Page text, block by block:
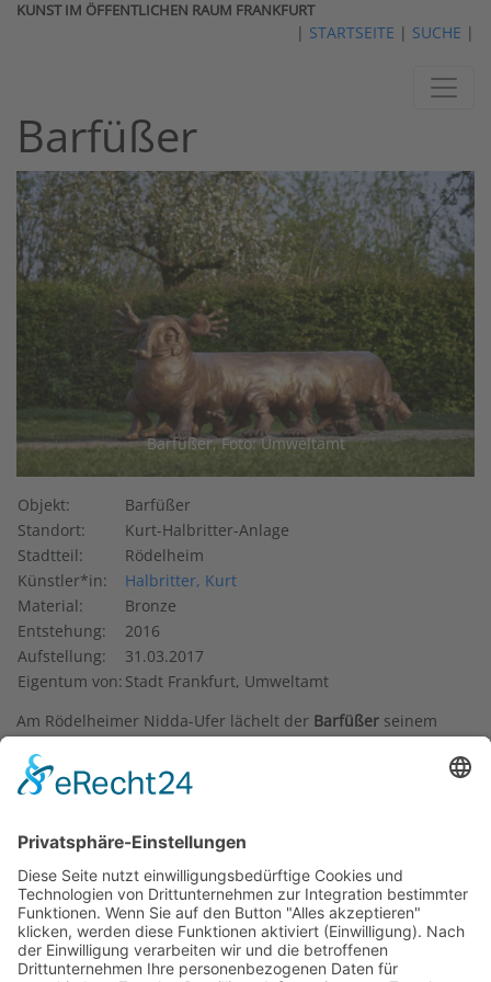
KUNST IM ÖFFENTLICHEN RAUM FRANKFURT
| STARTSEITE | SUCHE |
Barfüßer
Barfüßer, Foto: Umweltamt
Objekt:
Barfüßer
Standort:
Kurt-Halbritter-Anlage
Stadtteil:
Rödelheim
Künstler*in:
Halbritter, Kurt
Material:
Bronze
Entstehung:
2016
Aufstellung:
31.03.2017
Eigentum von: Stadt Frankfurt, Umweltamt
Am Rödelheimer Nidda-Ufer lächelt der Barfüßer seinem
Besuch entgegen. Vielleicht freut er sich auf eine Picknick-
Gesellschaft oder auf Kinder, die auf ihm reiten möchten.
Seine Freundlichkeit überzeugt – trotz gewisser Seltsamkeit:
verfügt; außerdem wachsen ihm Hände und weitere Füße
dort, wo andere Lebewesen Ohren, eine Nase und einen
Schwanz haben.
Das Phantasiegeschöpf ist derTier- und Pflanzenwelt
entsprungen. Dieses Buch hat der Zeichner und
Karikaturist Kurt Halbritter zusammengestellt und gibt in
wissenschaftlicher Manier vor, weitere Wesen in Bild und